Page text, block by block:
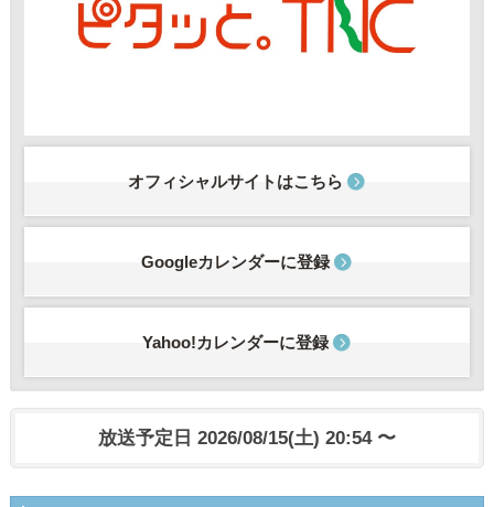
オフィシャルサイトはこちら
Googleカレンダーに登録
Yahoo!カレンダーに登録
放送予定日 2026/08/15(土) 20:54 〜